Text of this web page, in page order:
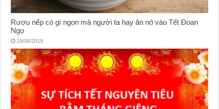
Rượu nếp có gì ngon mà người ta hay ăn nó vào Tết Đoan
Ngọ
18/06/2018